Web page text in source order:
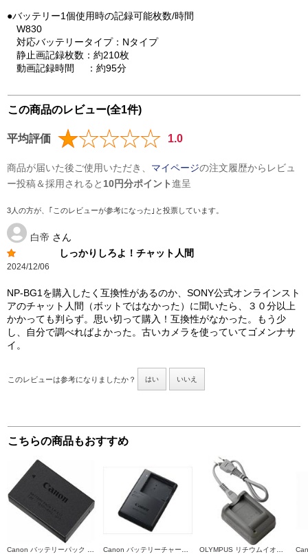
●バッテリー1個使用時の記録可能枚数/時間
W830
対応バッテリータイプ：Nタイプ
静止画記録枚数：約210枚
動画記録時間 ：約95分
この商品のレビュー(全1件)
平均評価 1.0
商品が届いた後ご使用いただき、 マイページの注文履歴からレビュ
ー投稿＆採用されると 10円分ポイント進呈
3人の方が、｢このレビューが参考になった｣と投票しています。
白帝 さん
しっかりしろよ！チャット人間
2024/12/06
NP-BG1を購入したく互換性があるのか、SONY公式オンラインスト
アのチャット人間（ボットではなかった）に聞いたら、３０分以上
かかっても判らず。思い切って購入！互換性がなかった。もう少
し、自分で調べればよかった。古いカメラを使っていてゴメンナサ
イ。
このレビューは参考になりましたか？ はい いいえ
こちらの商品もおすすめ